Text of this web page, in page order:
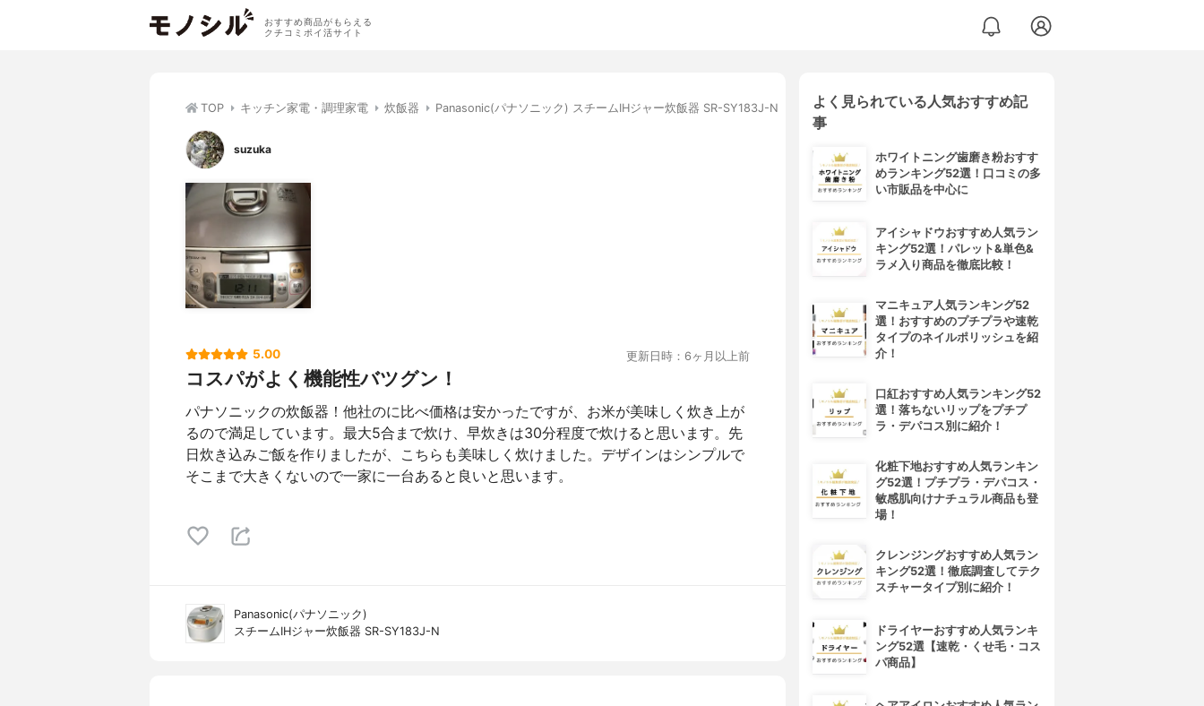
おすすめ商品がもらえる
クチコミポイ活サイト
TOP キッチン家電・調理家電 炊飯器 Panasonic(パナソニック) スチームIHジャー炊飯器 SR-SY183J-N
suzuka
5.00 更新日時：6ヶ月以上前
コスパがよく機能性バツグン！
パナソニックの炊飯器！他社のに比べ価格は安かったですが、お米が美味しく炊き上が
るので満足しています。最大5合まで炊け、早炊きは30分程度で炊けると思います。先
日炊き込みご飯を作りましたが、こちらも美味しく炊けました。デザインはシンプルで
そこまで大きくないので一家に一台あると良いと思います。
Panasonic(パナソニック)
スチームIHジャー炊飯器 SR-SY183J-N
よく見られている人気おすすめ記
事
ホワイトニング歯磨き粉おすす
めランキング52選！口コミの多
い市販品を中心に
アイシャドウおすすめ人気ラン
キング52選！パレット&単色&
ラメ入り商品を徹底比較！
マニキュア人気ランキング52
選！おすすめのプチプラや速乾
タイプのネイルポリッシュを紹
介！
口紅おすすめ人気ランキング52
選！落ちないリップをプチプ
ラ・デパコス別に紹介！
化粧下地おすすめ人気ランキン
グ52選！プチプラ・デパコス・
敏感肌向けナチュラル商品も登
場！
クレンジングおすすめ人気ラン
キング52選！徹底調査してテク
スチャータイプ別に紹介！
ドライヤーおすすめ人気ランキ
ング52選【速乾・くせ毛・コス
パ商品】